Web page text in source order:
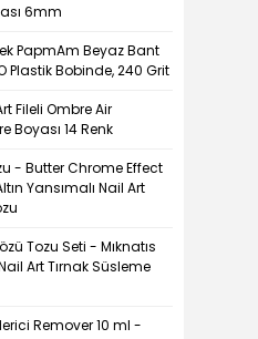
6mm
PapmAm Beyaz Bant
Plastik Bobinde, 240 Grit
Fileli Ombre Air
Boyası 14 Renk
- Butter Chrome Effect
Yansımalı Nail Art
Tozu Seti - Mıknatıs
Art Tırnak Süsleme
Remover 10 ml -